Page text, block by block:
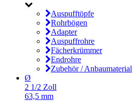
Auspufftöpfe
Rohrbögen
Adapter
Auspuffrohre
Fächerkrümmer
Endrohre
Zubehör / Anbaumaterial
Ø
2 1/2 Zoll
63,5 mm